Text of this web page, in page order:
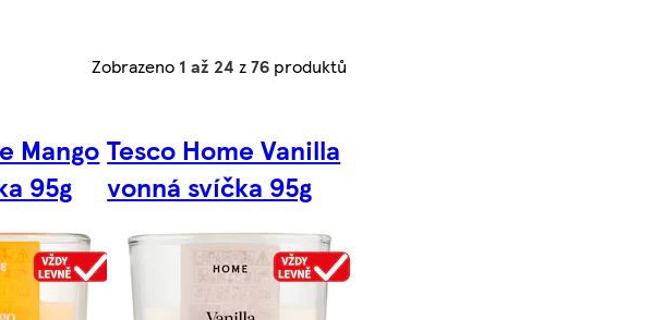
Zobrazeno 1 až 24 z76 produktů
Mango
95g
Tesco Home Vanilla
vonná svíčka 95g